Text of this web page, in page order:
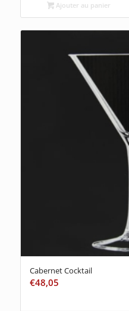
Ajouter au panier
Cabernet Cocktail
€48,05